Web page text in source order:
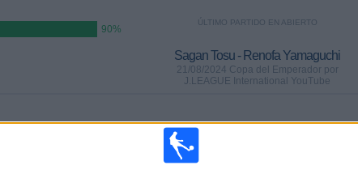
90%
ÚLTIMO PARTIDO EN ABIERTO
Sagan Tosu - Renofa Yamaguchi
21/08/2024 Copa del Emperador por
J.LEAGUE International YouTube